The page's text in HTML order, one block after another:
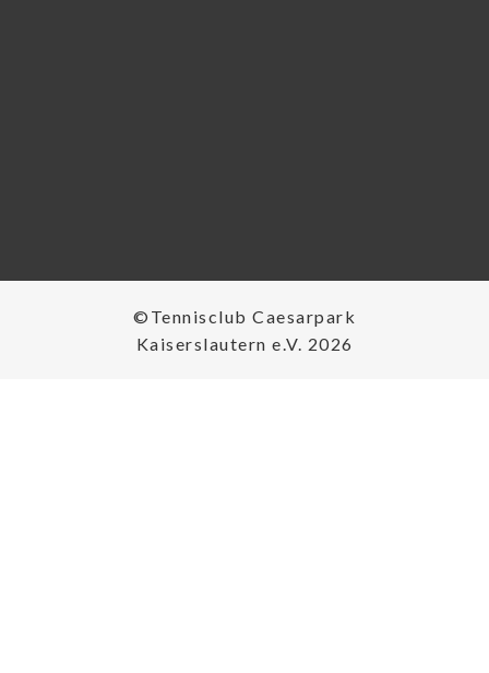
©Tennisclub Caesarpark
Kaiserslautern e.V. 2026